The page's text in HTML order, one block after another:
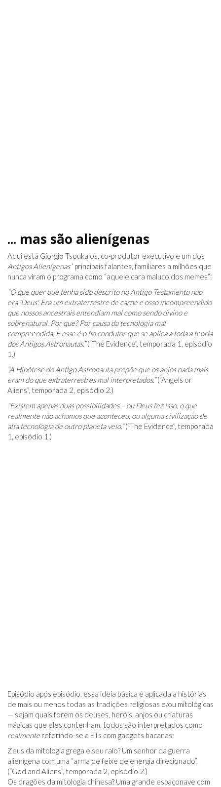
... mas são alienígenas
Aqui está Giorgio Tsoukalos, co-produtor executivo e um dos
Antigos Alienígenas’ principais falantes, familiares a milhões que
nunca viram o programa como “aquele cara maluco dos memes”:
“O que quer que tenha sido descrito no Antigo Testamento não
era 'Deus'. Era um extraterrestre de carne e osso incompreendido
que nossos ancestrais entendiam mal como sendo divino e
sobrenatural. Por que? Por causa da tecnologia mal
compreendida. E esse é o fio condutor que se aplica a toda a teoria
dos Antigos Astronautas.”(“The Evidence”, temporada 1, episódio
1.)
“A Hipótese do Antigo Astronauta propõe que os anjos nada mais
eram do que extraterrestres mal interpretados.”(“Angels or
Aliens”, temporada 2, episódio 2.)
“Existem apenas duas possibilidades – ou Deus fez isso, o que
realmente não achamos que aconteceu, ou alguma civilização de
alta tecnologia de outro planeta veio.”(“The Evidence”, temporada
1, episódio 1.)
Episódio após episódio, essa ideia básica é aplicada a histórias
de mais ou menos todas as tradições religiosas e/ou mitológicas
— sejam quais forem os deuses, heróis, anjos ou criaturas
mágicas que eles contenham, todos são interpretados como
realmentereferindo-se a ETs com gadgets bacanas:
Zeus da mitologia grega e seu raio? Um senhor da guerra
alienígena com uma “arma de feixe de energia direcionado”.
(“God and Aliens”, temporada 2, episódio 2.)
Os dragões da mitologia chinesa? Uma grande espaçonave com